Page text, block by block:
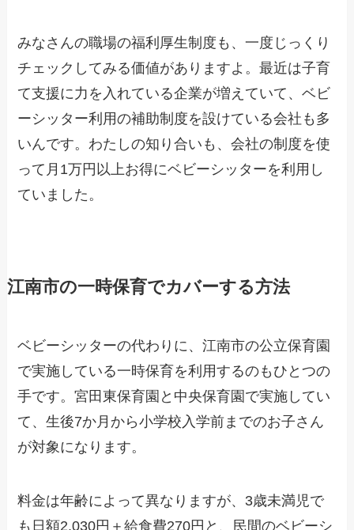
みなさんの職場の福利厚生制度も、一度じっくり
チェックしてみる価値がありますよ。最近は子育
て支援に力を入れている企業が増えていて、ベビ
ーシッター利用の補助制度を設けている会社も多
いんです。わたしの知り合いも、会社の制度を使
って月1万円以上お得にベビーシッターを利用し
ていました。
江南市の一時保育でカバーする方法
ベビーシッターの代わりに、江南市の公立保育園
で実施している一時保育を利用するのもひとつの
手です。宮田東保育園と中央保育園で実施してい
て、生後7か月から小学校入学前までのお子さん
が対象になります。
料金は年齢によって異なりますが、3歳未満児で
も日額2,030円＋給食費270円と、民間のベビーシ